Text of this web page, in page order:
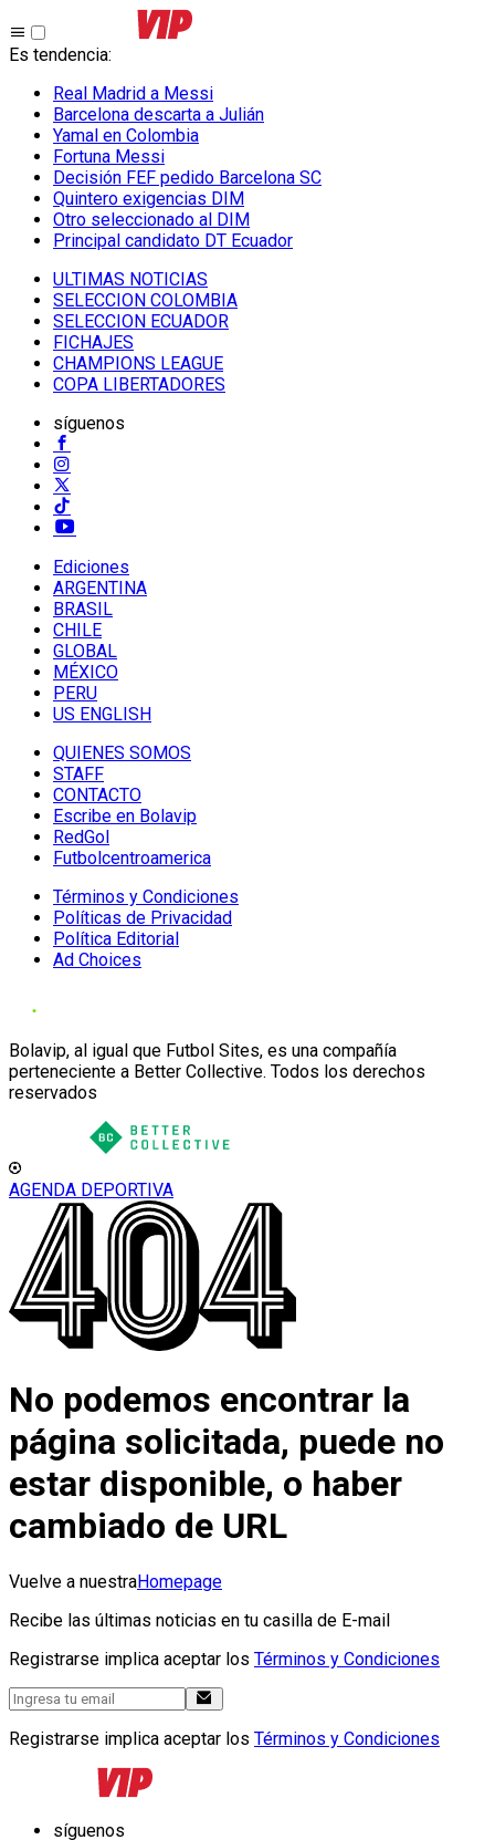
Es tendencia:
Real Madrid a Messi
Barcelona descarta a Julián
Yamal en Colombia
Fortuna Messi
Decisión FEF pedido Barcelona SC
Quintero exigencias DIM
Otro seleccionado al DIM
Principal candidato DT Ecuador
ULTIMAS NOTICIAS
SELECCION COLOMBIA
SELECCION ECUADOR
FICHAJES
CHAMPIONS LEAGUE
COPA LIBERTADORES
síguenos
Ediciones
ARGENTINA
BRASIL
CHILE
GLOBAL
MÉXICO
PERU
US ENGLISH
QUIENES SOMOS
STAFF
CONTACTO
Escribe en Bolavip
RedGol
Futbolcentroamerica
Términos y Condiciones
Políticas de Privacidad
Política Editorial
Ad Choices
Bolavip, al igual que Futbol Sites, es una compañía
perteneciente a Better Collective. Todos los derechos
reservados
AGENDA DEPORTIVA
No podemos encontrar la
página solicitada, puede no
estar disponible, o haber
cambiado de URL
Vuelve a nuestraHomepage
Recibe las últimas noticias en tu casilla de E-mail
Registrarse implica aceptar los Términos y Condiciones
Registrarse implica aceptar los Términos y Condiciones
síguenos